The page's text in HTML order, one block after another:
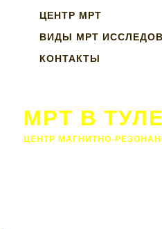
ЦЕНТР МРТ
ВИДЫ МРТ
КОНТАКТЫ
МРТ В ТУЛЕ
ЦЕНТР МАГНИТНО-